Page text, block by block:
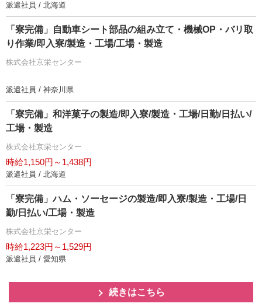
派遣社員 / 北海道
「寮完備」自動車シート部品の組み立て・機械OP・バリ取
り作業/即入寮/製造・工場/工場・製造
株式会社京栄センター
派遣社員 / 神奈川県
「寮完備」和洋菓子の製造/即入寮/製造・工場/日勤/日払い/
工場・製造
株式会社京栄センター
時給1,150円～1,438円
派遣社員 / 北海道
「寮完備」ハム・ソーセージの製造/即入寮/製造・工場/日
勤/日払い/工場・製造
株式会社京栄センター
時給1,223円～1,529円
派遣社員 / 愛知県
続きはこちら